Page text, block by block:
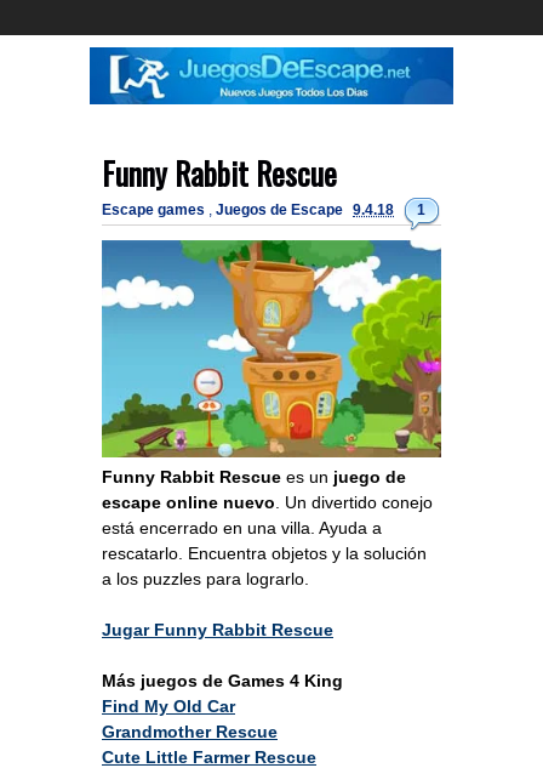
Funny Rabbit Rescue
1
Escape games , Juegos de Escape 9.4.18
Funny Rabbit Rescue es un juego de
escape online nuevo . Un divertido conejo
está encerrado en una villa. Ayuda a
rescatarlo. Encuentra objetos y la solución
a los puzzles para lograrlo.
Jugar Funny Rabbit Rescue
Más juegos de Games 4 King
Find My Old Car
Grandmother Rescue
Cute Little Farmer Rescue